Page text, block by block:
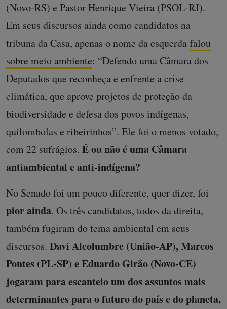
(Novo-RS) e Pastor Henrique Vieira (PSOL-RJ).
Em seus discursos ainda como candidatos na
tribuna da Casa, apenas o nome da esquerdafalou
sobre meio ambiente: “Defendo uma Câmara dos
Deputados que reconheça e enfrente a crise
climática, que aprove projetos de proteção da
biodiversidade e defesa dos povos indígenas,
quilombolas e ribeirinhos”. Ele foi o menos votado,
com 22 sufrágios. É ou não é uma Câmara
antiambiental e anti-indígena?
No Senado foi um pouco diferente, quer dizer, foi
pior ainda. Os três candidatos, todos da direita,
também fugiram do tema ambiental em seus
discursos. Davi Alcolumbre (União-AP), Marcos
Pontes (PL-SP) e Eduardo Girão (Novo-CE)
jogaram para escanteio um dos assuntos mais
determinantes para o futuro do país e do planeta,